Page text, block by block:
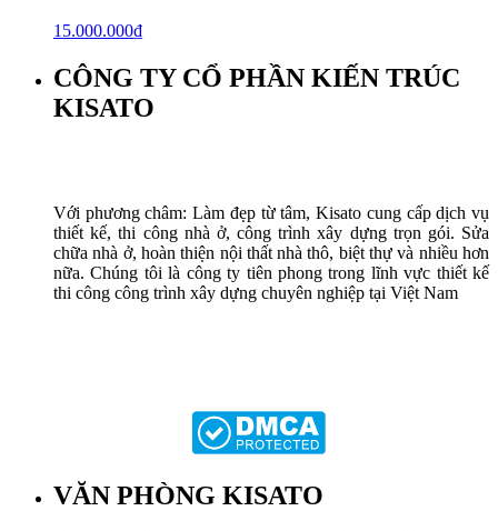
15.000.000₫
CÔNG TY CỔ PHẦN KIẾN TRÚC
KISATO
Với phương châm: Làm đẹp từ tâm, Kisato cung cấp dịch vụ
thiết kế, thi công nhà ở, công trình xây dựng trọn gói. Sửa
chữa nhà ở, hoàn thiện nội thất nhà thô, biệt thự và nhiều hơn
nữa. Chúng tôi là công ty tiên phong trong lĩnh vực thiết kế
thi công công trình xây dựng chuyên nghiệp tại Việt Nam
VĂN PHÒNG KISATO